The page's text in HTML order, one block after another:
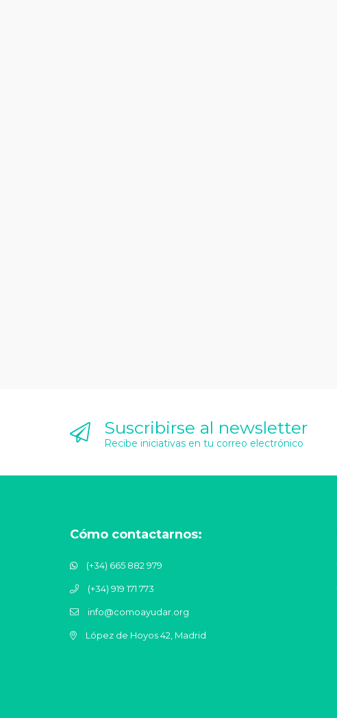
Suscribirse al newsletter
Recibe iniciativas en tu correo electrónico
Cómo contactarnos:
(+34) 665 882 979
(+34) 919 171 773
info@comoayudar.org
López de Hoyos 42, Madrid